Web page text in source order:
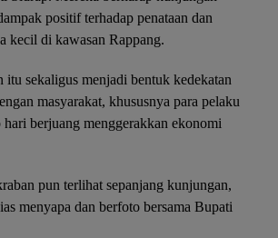
positif terhadap penataan dan
kecil di kawasan Rappang.
itu sekaligus menjadi bentuk kedekatan
masyarakat, khususnya para pelaku
berjuang menggerakkan ekonomi
pun terlihat sepanjang kunjungan,
menyapa dan berfoto bersama Bupati